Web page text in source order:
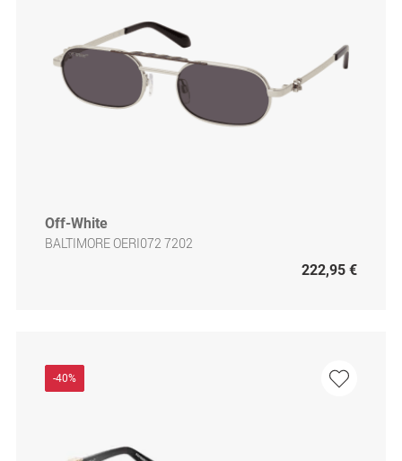
Off-White
BALTIMORE OERI072 7202
222,95 €
-40%